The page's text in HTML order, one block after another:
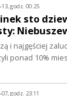
13, godz. 00:25
sto
i najgęściej
ponad 10%
07, godz. 23:11